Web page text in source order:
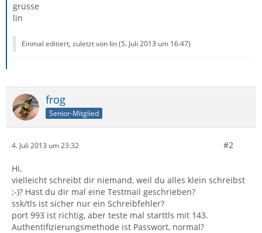
grüsse
lin
Einmal editiert, zuletzt von lin(5. Juli 2013 um 16:47)
frog
Senior-Mitglied
4. Juli 2013 um 23:32 #2
Hi,
vielleicht schreibt dir niemand, weil du alles klein schreibst
;-)? Hast du dir mal eine Testmail geschrieben?
ssk/tls ist sicher nur ein Schreibfehler?
port 993 ist richtig, aber teste mal starttls mit 143.
Authentifizierungsmethode ist Passwort, normal?